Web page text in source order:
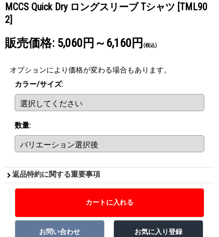
MCCS Quick Dry ロングスリーブ Tシャツ [TML90
2]
販売価格: 5,060円～6,160円 (税込)
オプションにより価格が変わる場合もあります。
カラー/サイズ:
数量:
返品特約に関する重要事項